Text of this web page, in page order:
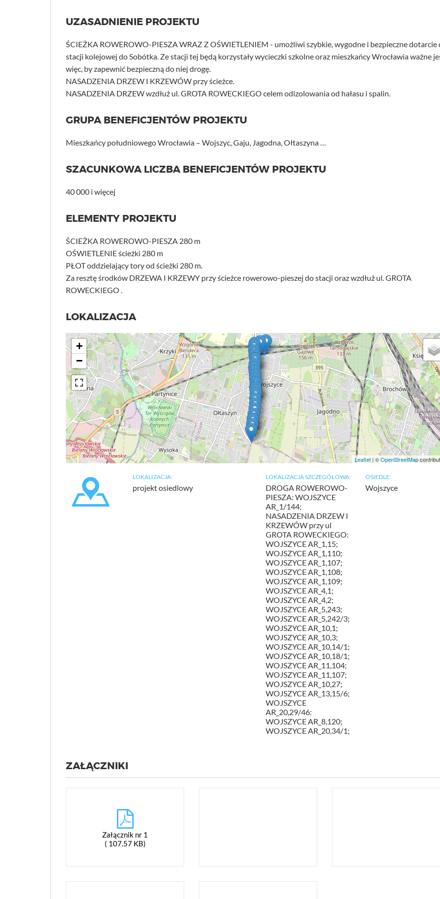
UZASADNIENIE PROJEKTU
ŚCIEŻKA ROWEROWO-PIESZA WRAZ Z OŚWIETLENIEM - umożliwi szybkie, wygodne i bezpieczne dotarcie
stacji kolejowej do Sobótka. Ze stacji tej będą korzystały wycieczki szkolne oraz mieszkańcy Wrocławia ważne
więc, by zapewnić bezpieczną do niej drogę.
NASADZENIA DRZEW I KRZEWÓW przy ścieżce.
NASADZENIA DRZEW wzdłuż ul. GROTA ROWECKIEGO celem odizolowania od hałasu i spalin.
GRUPA BENEFICJENTÓW PROJEKTU
Mieszkańcy południowego Wrocławia – Wojszyc, Gaju, Jagodna, Ołtaszyna …
SZACUNKOWA LICZBA BENEFICJENTÓW PROJEKTU
40 000 i więcej
ELEMENTY PROJEKTU
ŚCIEŻKA ROWEROWO-PIESZA 280 m
OŚWIETLENIE ścieżki 280 m
PŁOT oddzielający tory od ścieżki 280 m.
Za resztę środków DRZEWA I KRZEWY przy ścieżce rowerowo-pieszej do stacji oraz wzdłuż ul. GROTA
ROWECKIEGO .
LOKALIZACJA
+
−
Leaflet| ©OpenStreetMap
LOKALIZACJA:
projekt osiedlowy
LOKALIZACJA SZCZEGÓŁOWA:
DROGA ROWEROWO-
PIESZA: WOJSZYCE
AR_1/144;
NASADZENIA DRZEW I
KRZEWÓW przy ul
GROTA ROWECKIEGO:
WOJSZYCE AR_1,15;
WOJSZYCE AR_1,110;
WOJSZYCE AR_1,107;
WOJSZYCE AR_1,108;
WOJSZYCE AR_1,109;
WOJSZYCE AR_4,1;
WOJSZYCE AR_4,2;
WOJSZYCE AR_5,243;
WOJSZYCE AR_5,242/3;
WOJSZYCE AR_10,1;
WOJSZYCE AR_10,3;
WOJSZYCE AR_10,14/1;
WOJSZYCE AR_10,18/1;
WOJSZYCE AR_11,104;
WOJSZYCE AR_11,107;
WOJSZYCE AR_10,27;
WOJSZYCE AR_13,15/6;
WOJSZYCE
AR_20,29/46:
WOJSZYCE AR_8,120;
WOJSZYCE AR_20,34/1;
OSIEDLE:
Wojszyce
ZAŁĄCZNIKI
Załącznik nr 1
( 107.57 KB)